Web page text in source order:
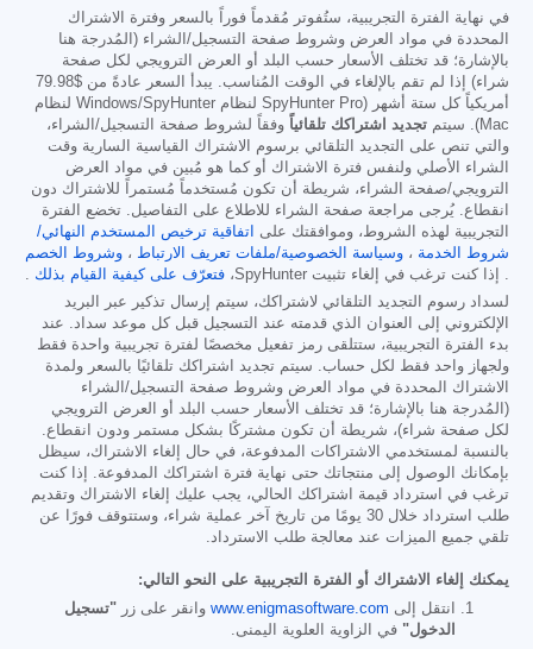
في نهاية الفترة التجريبية، ستُفوتر مُقدماً فوراً بالسعر وفترة الاشتراك
المحددة في مواد العرض وشروط صفحة التسجيل/الشراء (المُدرجة هنا
بالإشارة؛ قد تختلف الأسعار حسب البلد أو العرض الترويجي لكل صفحة
شراء) إذا لم تقم بالإلغاء في الوقت المُناسب. يبدأ السعر عادةً من $79.98
أمريكياً كل ستة أشهر (SpyHunter Pro لنظام Windows/SpyHunter لنظام
Mac). سيتم
تجديد اشتراكك تلقائياً وفقاً لشروط صفحة التسجيل/الشراء،
والتي تنص على التجديد التلقائي برسوم الاشتراك القياسية السارية وقت
الشراء الأصلي ولنفس فترة الاشتراك أو كما هو مُبين في مواد العرض
الترويجي/صفحة الشراء، شريطة أن تكون مُستخدماً مُستمراً للاشتراك دون
انقطاع. يُرجى مراجعة صفحة الشراء للاطلاع على التفاصيل. تخضع الفترة
التجريبية لهذه الشروط، وموافقتك على
اتفاقية ترخيص المستخدم النهائي/
شروط الخدمة ، وسياسة الخصوصية/ملفات تعريف الارتباط ، وشروط الخصم
. إذا كنت ترغب في إلغاء تثبيت SpyHunter،
فتعرّف على كيفية القيام بذلك .
لسداد رسوم التجديد التلقائي لاشتراكك، سيتم إرسال تذكير عبر البريد
الإلكتروني إلى العنوان الذي قدمته عند التسجيل قبل كل موعد سداد. عند
بدء الفترة التجريبية، ستتلقى رمز تفعيل مخصصًا لفترة تجريبية واحدة فقط
ولجهاز واحد فقط لكل حساب. سيتم تجديد اشتراكك تلقائيًا بالسعر ولمدة
الاشتراك المحددة في مواد العرض وشروط صفحة التسجيل/الشراء
(المُدرجة هنا بالإشارة؛ قد تختلف الأسعار حسب البلد أو العرض الترويجي
لكل صفحة شراء)، شريطة أن تكون مشتركًا بشكل مستمر ودون انقطاع.
بالنسبة لمستخدمي الاشتراكات المدفوعة، في حال إلغاء الاشتراك، سيظل
بإمكانك الوصول إلى منتجاتك حتى نهاية فترة اشتراكك المدفوعة. إذا كنت
ترغب في استرداد قيمة اشتراكك الحالي، يجب عليك إلغاء الاشتراك وتقديم
طلب استرداد خلال 30 يومًا من تاريخ آخر عملية شراء، وستتوقف فورًا عن
تلقي جميع الميزات عند معالجة طلب الاسترداد.
يمكنك إلغاء الاشتراك أو الفترة التجريبية على النحو التالي:
انتقل إلى www.enigmasoftware.com وانقر على زر "تسجيل
الدخول" في الزاوية العلوية اليمنى.